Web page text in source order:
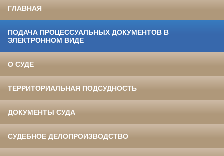
ГЛАВНАЯ
ПОДАЧА ПРОЦЕССУАЛЬНЫХ ДОКУМЕНТОВ В
ЭЛЕКТРОННОМ ВИДЕ
О СУДЕ
ТЕРРИТОРИАЛЬНАЯ ПОДСУДНОСТЬ
ДОКУМЕНТЫ СУДА
СУДЕБНОЕ ДЕЛОПРОИЗВОДСТВО